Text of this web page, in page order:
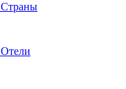
Страны
Отели